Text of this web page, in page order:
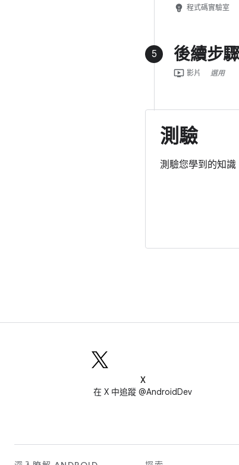
emoji_objects 程式碼實驗室
5 後續步驟
ondemand_video 影片 選用
測驗
測驗您學到的知識
X
在 X 中追蹤 @AndroidDev